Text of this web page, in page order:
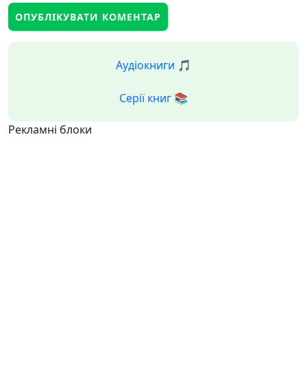
Аудіокниги 🎵
Серії книг 📚
Рекламні блоки